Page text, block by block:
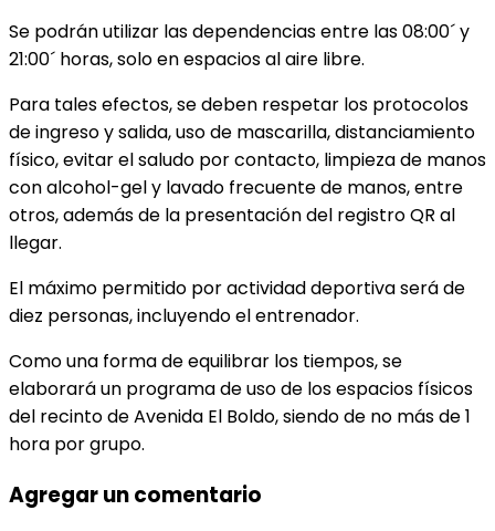
Se podrán utilizar las dependencias entre las 08:00´ y
21:00´ horas, solo en espacios al aire libre.
Para tales efectos, se deben respetar los protocolos
de ingreso y salida, uso de mascarilla, distanciamiento
físico, evitar el saludo por contacto, limpieza de manos
con alcohol-gel y lavado frecuente de manos, entre
otros, además de la presentación del registro QR al
llegar.
El máximo permitido por actividad deportiva será de
diez personas, incluyendo el entrenador.
Como una forma de equilibrar los tiempos, se
elaborará un programa de uso de los espacios físicos
del recinto de Avenida El Boldo, siendo de no más de 1
hora por grupo.
Agregar un comentario